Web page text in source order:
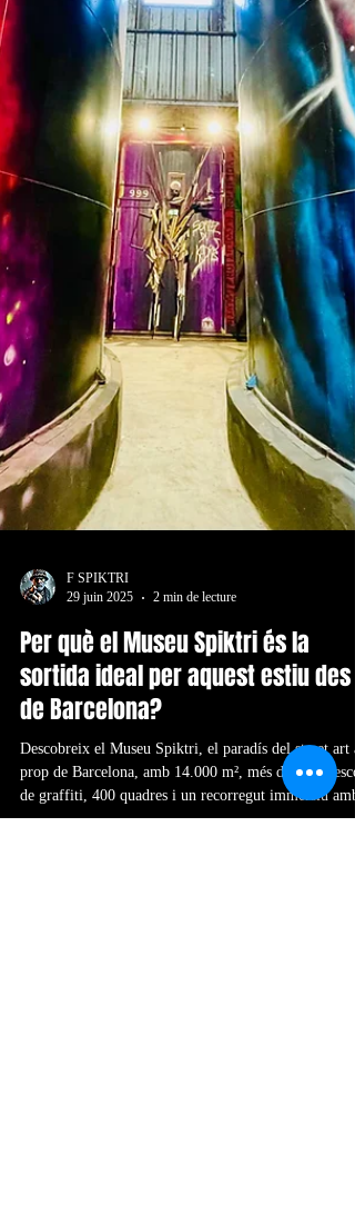
F SPIKTRI
29 juin 2025
2 min de lecture
Per què el Museu Spiktri és la
sortida ideal per aquest estiu des
de Barcelona?
Descobreix el Museu Spiktri, el paradís del street art a